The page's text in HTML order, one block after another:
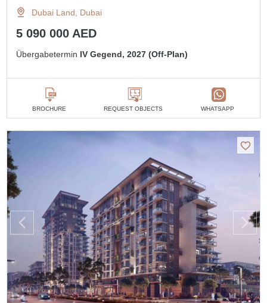
Dubai Land, Dubai
5 090 000 AED
Übergabetermin IV Gegend, 2027 (Off-Plan)
BROCHURE REQUEST OBJECTS WHATSAPP